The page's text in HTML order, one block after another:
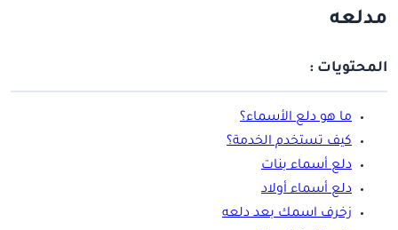
مدلعه
المحتويات :
ما هو دلع الأسماء؟
كيف تستخدم الخدمة؟
دلع أسماء بنات
دلع أسماء أولاد
زخرف اسمك بعد دلعه